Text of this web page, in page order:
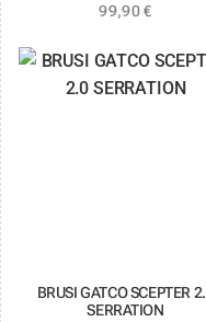
99,90€
BRUSI GATCO SCEPTER
SERRATION